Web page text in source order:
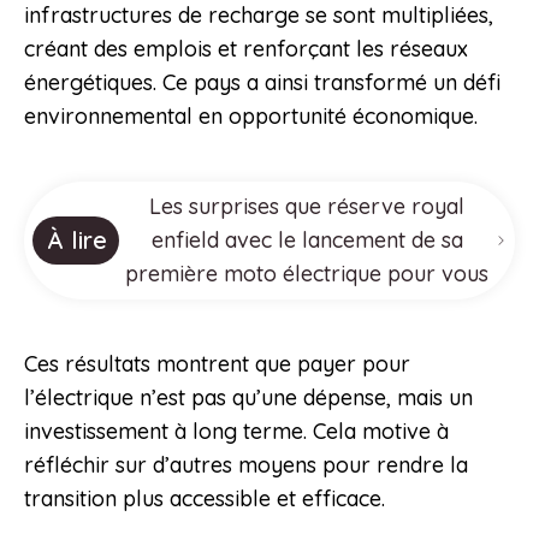
infrastructures de recharge se sont multipliées,
créant des emplois et renforçant les réseaux
énergétiques. Ce pays a ainsi transformé un défi
environnemental en opportunité économique.
À lire
Les surprises que réserve royal
enfield avec le lancement de sa
première moto électrique pour vous
Ces résultats montrent que payer pour
l’électrique n’est pas qu’une dépense, mais un
investissement à long terme. Cela motive à
réfléchir sur d’autres moyens pour rendre la
transition plus accessible et efficace.